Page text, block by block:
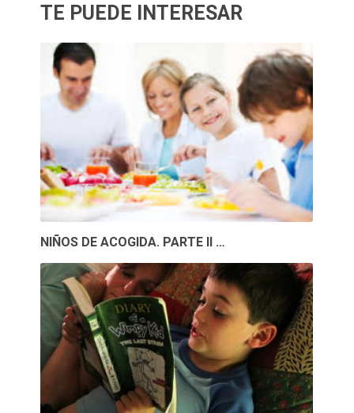
TE PUEDE INTERESAR
NIÑOS DE ACOGIDA. PARTE II …